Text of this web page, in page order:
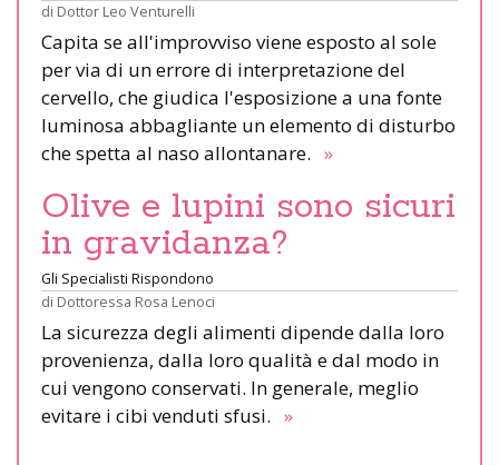
di Dottor Leo Venturelli
Capita se all'improvviso viene esposto al sole
per via di un errore di interpretazione del
cervello, che giudica l'esposizione a una fonte
luminosa abbagliante un elemento di disturbo
che spetta al naso allontanare. »
Olive e lupini sono sicuri
in gravidanza?
Gli Specialisti Rispondono
di Dottoressa Rosa Lenoci
La sicurezza degli alimenti dipende dalla loro
provenienza, dalla loro qualità e dal modo in
cui vengono conservati. In generale, meglio
evitare i cibi venduti sfusi. »